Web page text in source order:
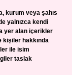
kurum veya şahıs
yalnızca kendi
yer alan içerikler
kişiler hakkında
ile isim
taslak